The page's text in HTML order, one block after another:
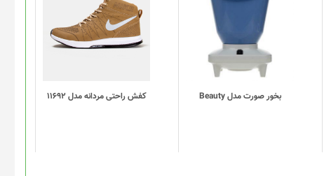
بخور صورت مدل Beauty کفش راحتی مردانه مدل 11692
محصول
دارای
انواع
مختلفی
گزینه